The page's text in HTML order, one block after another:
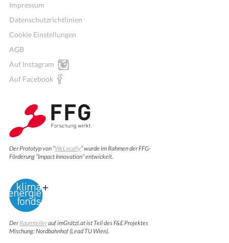
Impressum
Datenschutzrichtlinien
Cookie Einstellungen
AGB
Auf Instagram
Auf Facebook
Der Prototyp von “WeLocally” wurde im Rahmen der FFG-
Förderung “Impact Innovation” entwickelt.
DerRaumteilerauf imGrätzl.at ist Teil des F&E Projektes
Mischung: Nordbahnhof (Lead TU Wien).